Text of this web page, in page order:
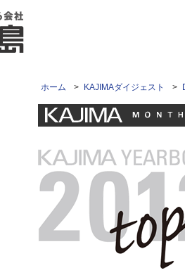
ホーム > KAJIMAダイジェスト >